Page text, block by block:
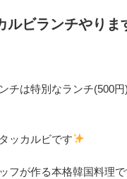
ルビランチやりま
チは特別なランチ(500
ッカルビです
フが作る本格韓国料理で